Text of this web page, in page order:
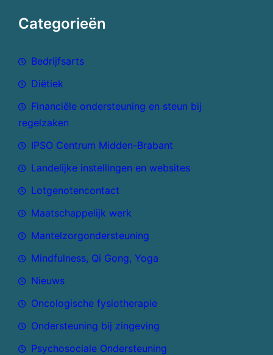
Categorieën
Bedrijfsarts
Diëtiek
Financiële ondersteuning en steun bij
regelzaken
IPSO Centrum Midden-Brabant
Landelijke instellingen en websites
Lotgenotencontact
Maatschappelijk werk
Mantelzorgondersteuning
Mindfulness, Qi Gong, Yoga
Nieuws
Oncologische fysiotherapie
Ondersteuning bij zingeving
Psychosociale Ondersteuning